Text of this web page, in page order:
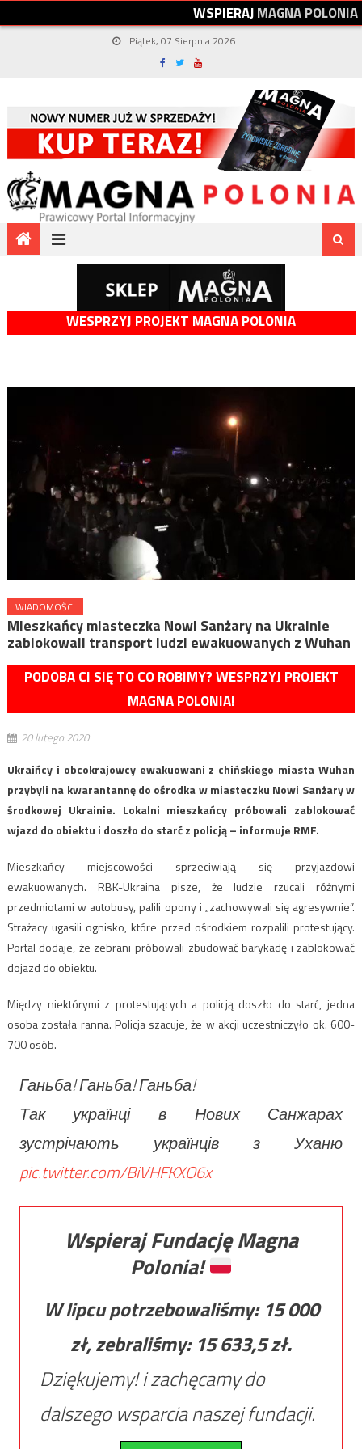
WSPIERAJMAGNAPOLONIA
Piątek, 07 Sierpnia 2026
WESPRZYJ PROJEKT MAGNA POLONIA
WIADOMOŚCI
Mieszkańcy miasteczka Nowi Sanżary na Ukrainie
zablokowali transport ludzi ewakuowanych z Wuhan
PODOBA CI SIĘ TO CO ROBIMY? WESPRZYJ PROJEKT
MAGNA POLONIA!
20 lutego 2020
Ukraińcy i obcokrajowcy ewakuowani z chińskiego miasta Wuhan
przybyli na kwarantannę do ośrodka w miasteczku Nowi Sanżary w
środkowej Ukrainie. Lokalni mieszkańcy próbowali zablokować
wjazd do obiektu i doszło do starć z policją – informuje RMF.
Mieszkańcy miejscowości sprzeciwiają się przyjazdowi
ewakuowanych. RBK-Ukraina pisze, że ludzie rzucali różnymi
przedmiotami w autobusy, palili opony i „zachowywali się agresywnie”.
Strażacy ugasili ognisko, które przed ośrodkiem rozpalili protestujący.
Portal dodaje, że zebrani próbowali zbudować barykadę i zablokować
dojazd do obiektu.
Między niektórymi z protestujących a policją doszło do starć, jedna
osoba została ranna. Policja szacuje, że w akcji uczestniczyło ok. 600-
700 osób.
Ганьба! Ганьба! Ганьба!
Так українці в Нових Санжарах
зустрічають українців з Уханю
pic.twitter.com/BiVHFKXO6x
Wspieraj Fundację Magna
Polonia!
W lipcu potrzebowaliśmy: 15 000
zł, zebraliśmy: 15 633,5zł.
Dziękujemy! i zachęcamy do
dalszego wsparcia naszej fundacji.